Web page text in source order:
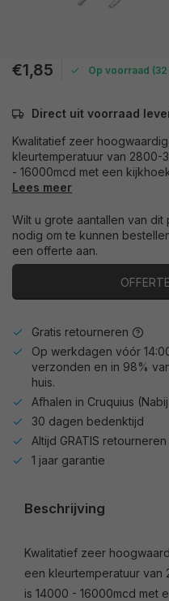
€1,85 Op voorraad
Direct uit voorraad
Kwalitatief zeer
kleurtemperatuur van 2800-
- 16000mcd met een
Lees meer
Wilt u grote aantallen van
nodig om te kunnen
een offerte aan.
Gratis retourneren
Op werkdagen vóór
verzonden en in 98%
huis.
Afhalen in Cruquius
30 dagen bedenktijd
Altijd GRATIS
1 jaar garantie
Beschrijving
Kwalitatief zeer
een kleurtemperatuur
is 14000 - 16000mcd met